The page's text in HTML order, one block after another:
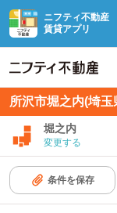
ニフティ不動産
賃貸アプリ
所沢市堀之内(埼
堀之内
変更する
条件を保存